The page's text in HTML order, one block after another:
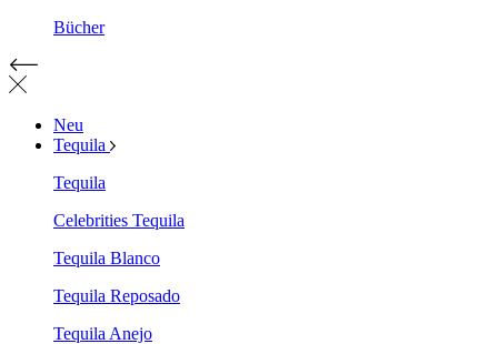
Bücher
Neu
Tequila
Tequila
Celebrities Tequila
Tequila Blanco
Tequila Reposado
Tequila Anejo